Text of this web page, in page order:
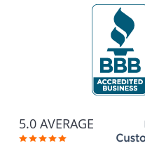
5.0 AVERAGE